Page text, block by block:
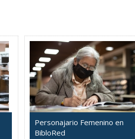
Personajario Femenino en
BibloRed